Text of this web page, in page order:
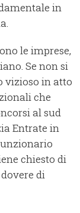
in
le imprese,
Se non si
vizioso in atto
che
al sud
Entrate in
chiesto di
di